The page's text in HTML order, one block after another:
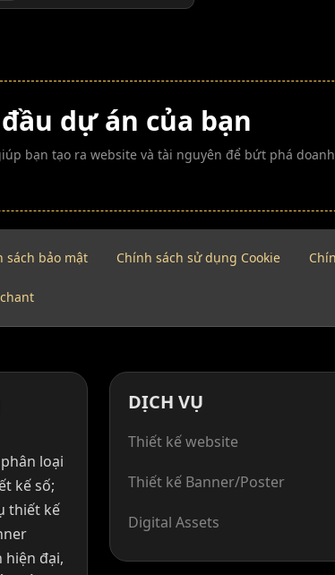
dự án của bạn
bạn tạo ra website và tài nguyên để bứt phá
sách bảo mật Chính sách sử dụng Cookie
loại
kế số;
thiết kế
hiện đại,
DỊCH VỤ
Thiết kế website
Thiết kế Banner/Poster
Digital Assets